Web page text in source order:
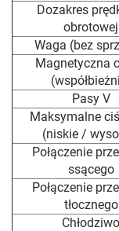
Dozakres
obrotowej
Waga (bez
Magnetyczna
Pasy V
Maksymalne
(niskie /
Połączenie
ssącego
Połączenie
tłocznego
Chłodziwo